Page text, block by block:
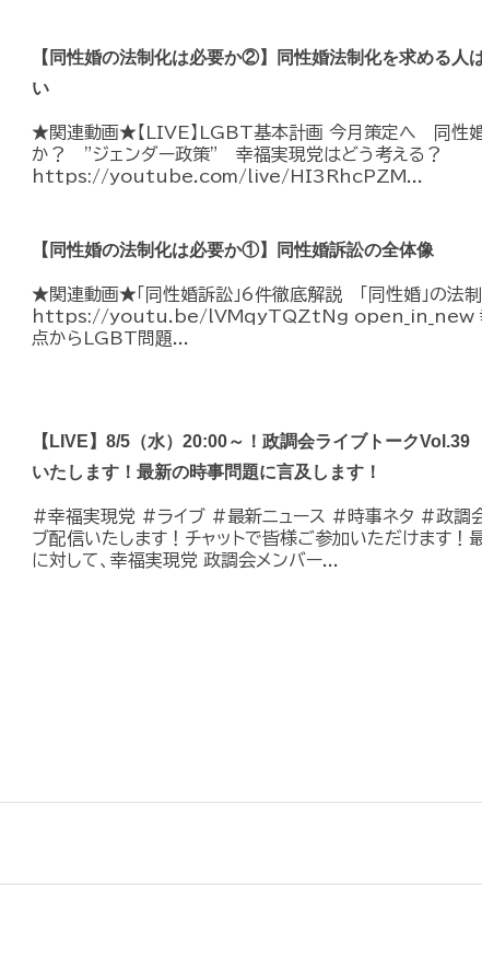
【同性婚の法制化は必要か②】同性婚法制化を求める人
い
★関連動画★【LIVE】LGBT基本計画 今月策定へ 同性
か？ ”ジェンダー政策” 幸福実現党はどう考える？
https://youtube.com/live/HI3RhcPZM...
【同性婚の法制化は必要か①】同性婚訴訟の全体像
★関連動画★「同性婚訴訟」6件徹底解説 「同性婚」の法
https://youtu.be/lVMqyTQZtNg open_in_new 幸
点からLGBT問題...
【LIVE】8/5（水）20:00～！政調会ライブトーク
いたします！最新の時事問題に言及します！
#幸福実現党 #ライブ #最新ニュース #時事ネタ #政調
ブ配信いたします！チャットで皆様ご参加いただけます！
に対して、幸福実現党 政調会メンバー...